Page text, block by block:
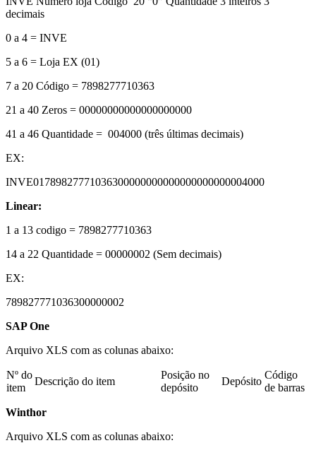
decimais
0 a 4 = INVE
5 a 6 = Loja EX (01)
7 a 20 Código = 7898277710363
21 a 40 Zeros = 00000000000000000000
41 a 46 Quantidade = 004000 (três últimas decimais)
EX:
INVE01789827771036300000000000000000000004000
Linear:
1 a 13 codigo = 7898277710363
14 a 22 Quantidade = 00000002 (Sem decimais)
EX:
789827771036300000002
SAP One
Arquivo XLS com as colunas abaixo:
Nº do
item
Descrição do item
Posição no
depósito
Depósito
Código
de barras
Winthor
Arquivo XLS com as colunas abaixo: